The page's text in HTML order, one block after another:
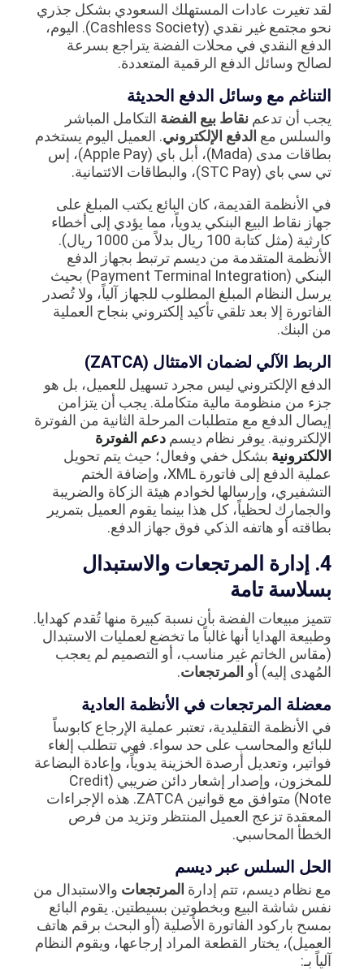
لقد تغيرت عادات المستهلك السعودي بشكل جذري
نحو مجتمع غير نقدي (Cashless Society). اليوم،
الدفع النقدي في محلات الفضة يتراجع بسرعة
لصالح وسائل الدفع الرقمية المتعددة.
التناغم مع وسائل الدفع الحديثة
يجب أن تدعم نقاط بيع الفضة التكامل المباشر
والسلس مع الدفع الإلكتروني. العميل اليوم يستخدم
بطاقات مدى (Mada)، أبل باي (Apple Pay)، إس
تي سي باي (STC Pay)، والبطاقات الائتمانية.
في الأنظمة القديمة، كان البائع يكتب المبلغ على
جهاز نقاط البيع البنكي يدوياً، مما يؤدي إلى أخطاء
كارثية (مثل كتابة 100 ريال بدلاً من 1000 ريال).
الأنظمة المتقدمة من ديسم ترتبط بجهاز الدفع
البنكي (Payment Terminal Integration) بحيث
يرسل النظام المبلغ المطلوب للجهاز آلياً، ولا تُصدر
الفاتورة إلا بعد تلقي تأكيد إلكتروني بنجاح العملية
من البنك.
الربط الآلي لضمان الامتثال (ZATCA)
الدفع الإلكتروني ليس مجرد تسهيل للعميل، بل هو
جزء من منظومة مالية متكاملة. يجب أن يتزامن
إيصال الدفع مع متطلبات المرحلة الثانية من الفوترة
الإلكترونية. يوفر نظام ديسم دعم الفوترة
الالكترونية بشكل خفي وفعال؛ حيث يتم تحويل
عملية الدفع إلى فاتورة XML، وإضافة الختم
التشفيري، وإرسالها لخوادم هيئة الزكاة والضريبة
والجمارك لحظياً، كل هذا بينما يقوم العميل بتمرير
بطاقته أو هاتفه الذكي فوق جهاز الدفع.
4. إدارة المرتجعات والاستبدال
بسلاسة تامة
تتميز مبيعات الفضة بأن نسبة كبيرة منها تُقدم كهدايا.
وطبيعة الهدايا أنها غالباً ما تخضع لعمليات الاستبدال
(مقاس الخاتم غير مناسب، أو التصميم لم يعجب
المُهدى إليه) أو المرتجعات.
معضلة المرتجعات في الأنظمة العادية
في الأنظمة التقليدية، تعتبر عملية الإرجاع كابوساً
للبائع والمحاسب على حد سواء. فهي تتطلب إلغاء
فواتير، وتعديل أرصدة الخزينة يدوياً، وإعادة البضاعة
للمخزون، وإصدار إشعار دائن ضريبي (Credit
Note) متوافق مع قوانين ZATCA. هذه الإجراءات
المعقدة تزعج العميل المنتظر وتزيد من فرص
الخطأ المحاسبي.
الحل السلس عبر ديسم
مع نظام ديسم، تتم إدارة المرتجعات والاستبدال من
نفس شاشة البيع وبخطوتين بسيطتين. يقوم البائع
بمسح باركود الفاتورة الأصلية (أو البحث برقم هاتف
العميل)، يختار القطعة المراد إرجاعها، ويقوم النظام
آلياً بـ: